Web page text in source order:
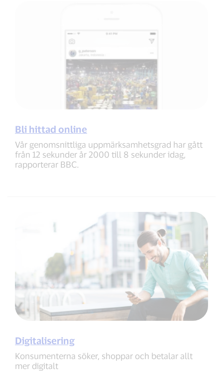
Bli hittad online
Vår genomsnittliga uppmärksamhetsgrad har gått
från 12 sekunder år 2000 till 8 sekunder idag,
rapporterar BBC.
Digitalisering
Konsumenterna söker, shoppar och betalar allt
mer digitalt